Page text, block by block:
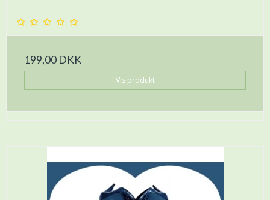
199,00 DKK
Vis produkt